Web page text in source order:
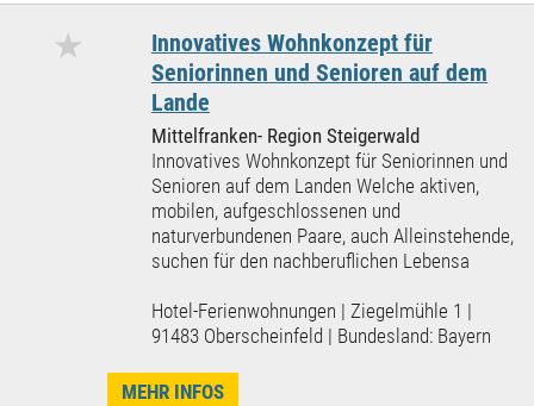
★
Innovatives Wohnkonzept für
Seniorinnen und Senioren auf dem
Lande
Mittelfranken- Region Steigerwald
Innovatives Wohnkonzept für Seniorinnen und
Senioren auf dem Landen Welche aktiven,
mobilen, aufgeschlossenen und
naturverbundenen Paare, auch Alleinstehende,
suchen für den nachberuflichen Lebensa
Hotel-Ferienwohnungen | Ziegelmühle 1 |
91483 Oberscheinfeld | Bundesland: Bayern
MEHR INFOS